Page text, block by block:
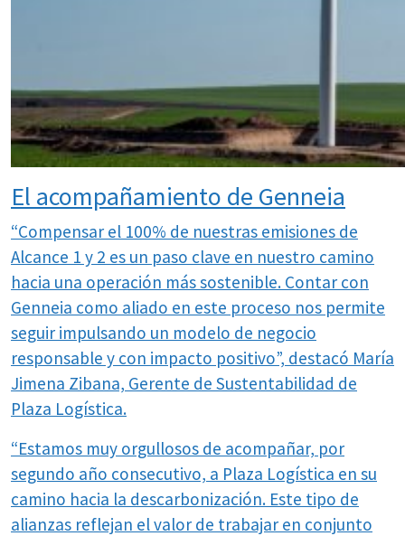
El acompañamiento de Genneia
“Compensar el 100% de nuestras emisiones de
Alcance 1 y 2 es un paso clave en nuestro camino
hacia una operación más sostenible. Contar con
Genneia como aliado en este proceso nos permite
seguir impulsando un modelo de negocio
responsable y con impacto positivo”, destacó María
Jimena Zibana, Gerente de Sustentabilidad de
Plaza Logística.
“Estamos muy orgullosos de acompañar, por
segundo año consecutivo, a Plaza Logística en su
camino hacia la descarbonización. Este tipo de
alianzas reflejan el valor de trabajar en conjunto